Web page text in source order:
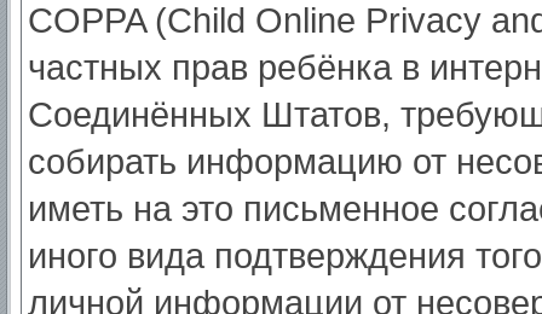
COPPA (Child Online Privacy
частных прав ребёнка в
Соединённых Штатов,
собирать информацию от
иметь на это письменное
иного вида подтверждения
личной информации от